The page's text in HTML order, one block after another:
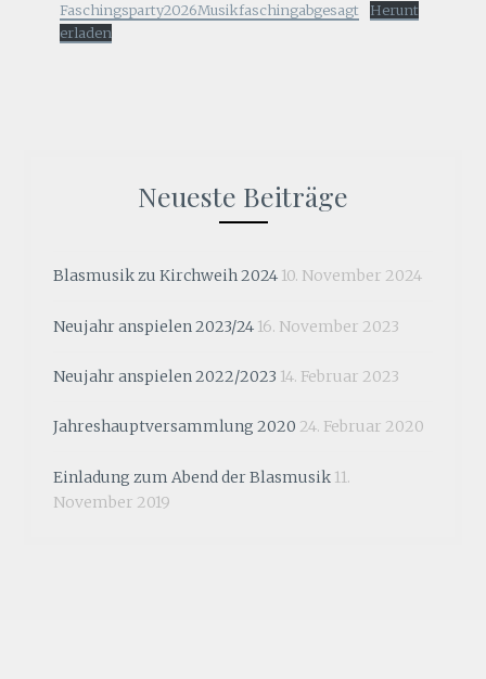
Faschingsparty2026Musikfaschingabgesagt
Herunt
erladen
Neueste Beiträge
Blasmusik zu Kirchweih 2024 10. November 2024
Neujahr anspielen 2023/24 16. November 2023
Neujahr anspielen 2022/2023 14. Februar 2023
Jahreshauptversammlung 2020 24. Februar 2020
Einladung zum Abend der Blasmusik 11.
November 2019